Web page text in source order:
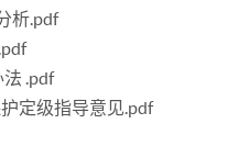
析.pdf
.pdf
定级指导意见.pdf